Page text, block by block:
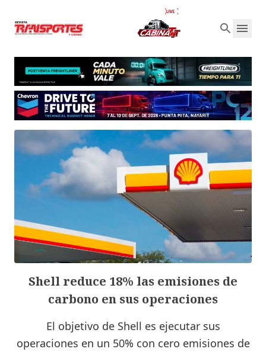
Shell reduce 18% las emisiones de
carbono en sus operaciones
El objetivo de Shell es ejecutar sus
operaciones en un 50% con cero emisiones de